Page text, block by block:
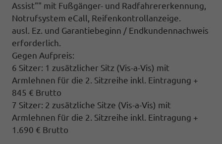
Assist"" mit Fußgänger- und Radfahrererkennung,
Notrufsystem eCall, Reifenkontrollanzeige.
ausl. Ez. und Garantiebeginn / Endkundennachweis
erforderlich.
Gegen Aufpreis:
6 Sitzer: 1 zusätzlicher Sitz (Vis-a-Vis) mit
Armlehnen für die 2. Sitzreihe inkl. Eintragung +
845 € Brutto
7 Sitzer: 2 zusätzliche Sitze (Vis-a-Vis) mit
Armlehnen für die 2. Sitzreihe inkl. Eintragung +
1.690 € Brutto